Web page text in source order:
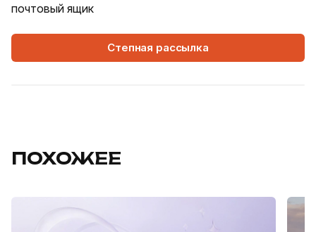
почтовый ящик
Степная рассылка
ПОХОЖЕЕ